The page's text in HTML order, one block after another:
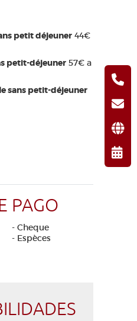
petit déjeuner 44€
petit-déjeuner 57€ a
sans petit-déjeuner
PAGO
- Cheque
- Espèces